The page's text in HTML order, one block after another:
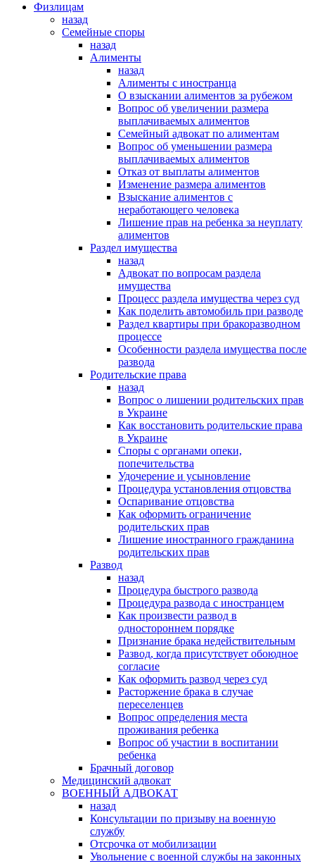
Физлицам
назад
Семейные споры
назад
Алименты
назад
Алименты с иностранца
О взыскании алиментов за рубежом
Вопрос об увеличении размера
выплачиваемых алиментов
Семейный адвокат по алиментам
Вопрос об уменьшении размера
выплачиваемых алиментов
Отказ от выплаты алиментов
Изменение размера алиментов
Взыскание алиментов с
неработающего человека
Лишение прав на ребенка за неуплату
алиментов
Раздел имущества
назад
Адвокат по вопросам раздела
имущества
Процесс раздела имущества через суд
Как поделить автомобиль при разводе
Раздел квартиры при бракоразводном
процессе
Особенности раздела имущества после
развода
Родительские права
назад
Вопрос о лишении родительских прав
в Украине
Как восстановить родительские права
в Украине
Споры с органами опеки,
попечительства
Удочерение и усыновление
Процедура установления отцовства
Оспаривание отцовства
Как оформить ограничение
родительских прав
Лишение иностранного гражданина
родительских прав
Развод
назад
Процедура быстрого развода
Процедура развода с иностранцем
Как произвести развод в
одностороннем порядке
Признание брака недействительным
Развод, когда присутствует обоюдное
согласие
Как оформить развод через суд
Расторжение брака в случае
переселенцев
Вопрос определения места
проживания ребенка
Вопрос об участии в воспитании
ребенка
Брачный договор
Медицинский адвокат
ВОЕННЫЙ АДВОКАТ
назад
Консультации по призыву на военную
службу
Отсрочка от мобилизации
Увольнение с военной службы на законных